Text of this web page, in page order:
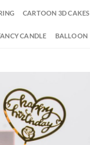
CARTOON 3D CAKES
CANDLE BALLOON